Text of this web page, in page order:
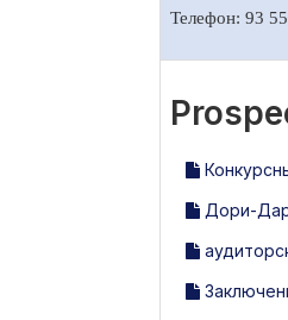
Телефон: 93
Дори-